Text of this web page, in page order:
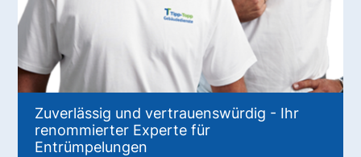
Zuverlässig und vertrauenswürdig - Ihr
renommierter Experte für
Entrümpelungen